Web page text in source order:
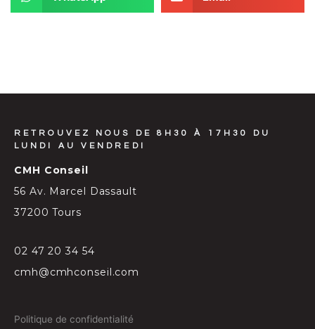
RETROUVEZ NOUS DE 8H30 À 17H30 DU
LUNDI AU VENDREDI
CMH Conseil
56 Av. Marcel Dassault
37200 Tours
02 47 20 34 54
cmh@cmhconseil.com
Politique de confidentialité